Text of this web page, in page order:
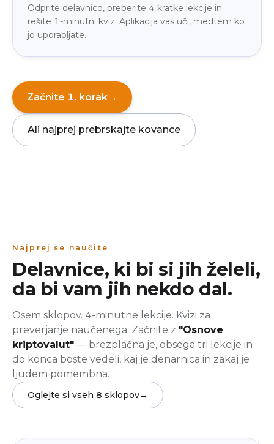
Odprite delavnico, preberite 4 kratke lekcije in
rešite 1-minutni kviz. Aplikacija vas uči, medtem ko
jo uporabljate.
Začnite 1. korak→
Ali najprej prebrskajte kovance
Najprej se naučite
Delavnice, ki bi si jih želeli,
da bi vam jih nekdo dal.
Osem sklopov. 4-minutne lekcije. Kvizi za
preverjanje naučenega. Začnite z "Osnove
kriptovalut" — brezplačna je, obsega tri lekcije in
do konca boste vedeli, kaj je denarnica in zakaj je
ljudem pomembna.
Oglejte si vseh 8 sklopov→